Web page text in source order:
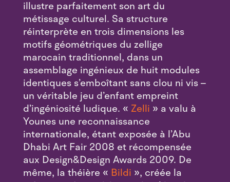
illustre parfaitement son art du
métissage culturel. Sa structure
réinterprète en trois dimensions les
motifs géométriques du zellige
marocain traditionnel, dans un
assemblage ingénieux de huit modules
identiques s’emboîtant sans clou ni vis –
un véritable jeu d’enfant empreint
d’ingéniosité ludique. « Zelli » a valu à
Younes une reconnaissance
internationale, étant exposée à l’Abu
Dhabi Art Fair 2008 et récompensée
aux Design&Design Awards 2009. De
même, la théière « Bildi », créée la